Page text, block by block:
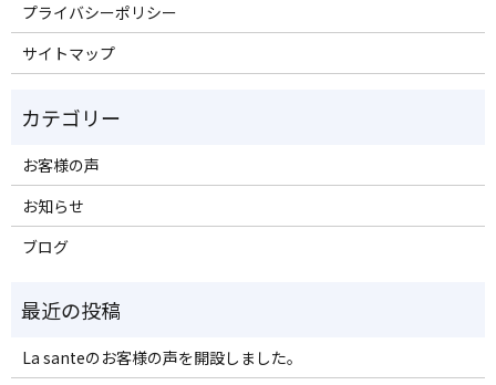
プライバシーポリシー
サイトマップ
お客様の声
お知らせ
ブログ
La santeのお客様の声を開設しました。